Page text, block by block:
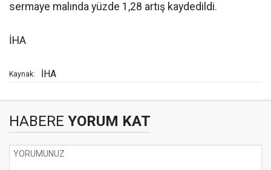
sermaye malında yüzde 1,28 artış kaydedildi.
İHA
Kaynak: İHA
HABERE YORUM KAT